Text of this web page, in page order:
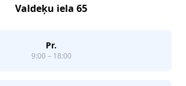
Valdeķu iela 65
Pr.
9:00 – 18:00